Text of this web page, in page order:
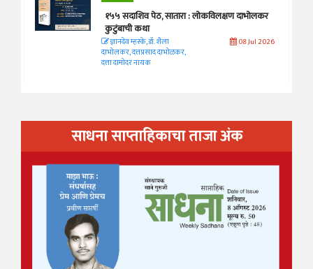
१५५ सदाशिव पेठ, सातारा : लोकविलक्षण दाभोलकर
कुटुंबाची कथा
ज्ञानदेव म्हस्के, डॉ. शैला
दाभोलकर, दत्तप्रसाद दाभोळकर,
दत्ता दामोदर नायक
08 Jul 2026
साधना साप्ताहिकाचा ताजा अंक